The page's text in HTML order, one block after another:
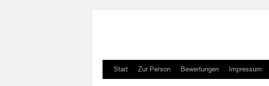
Zum
Start Zur Person Bewertungen Impressum